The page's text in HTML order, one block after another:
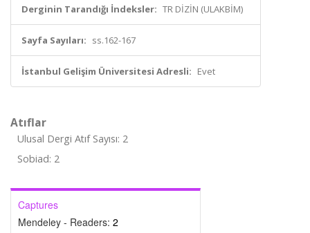
Derginin Tarandığı İndeksler: TR DİZİN (ULAKBİM)
Sayfa Sayıları: ss.162-167
İstanbul Gelişim Üniversitesi Adresli: Evet
Atıflar
Ulusal Dergi Atıf Sayısı: 2
Sobiad: 2
Captures
Mendeley - Readers: 2